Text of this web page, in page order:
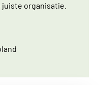
organisatie.